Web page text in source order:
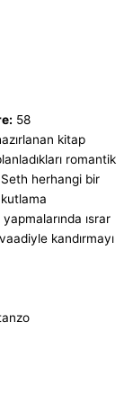
58
kitap
romantik
herhangi bir
ısrar
kandırmayı